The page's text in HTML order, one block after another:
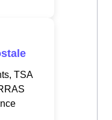
TSA